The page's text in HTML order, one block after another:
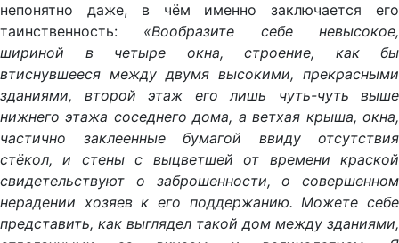
непонятно даже, в чём именно заключается его
таинственность: «Вообразите себе невысокое,
шириной в четыре окна, строение, как бы
втиснувшееся между двумя высокими, прекрасными
зданиями, второй этаж его лишь чуть-чуть выше
нижнего этажа соседнего дома, а ветхая крыша, окна,
частично заклеенные бумагой ввиду отсутствия
стёкол, и стены с выцветшей от времени краской
свидетельствуют о заброшенности, о совершенном
нерадении хозяев к его поддержанию. Можете себе
представить, как выглядел такой дом между зданиями,